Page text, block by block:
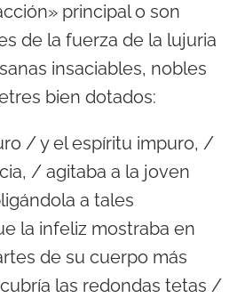
principal o son
de la fuerza de la lujuria
insaciables, nobles
bien dotados:
/ y el espíritu impuro, /
/ agitaba a la joven
a tales
la infeliz mostraba en
de su cuerpo más
las redondas tetas /